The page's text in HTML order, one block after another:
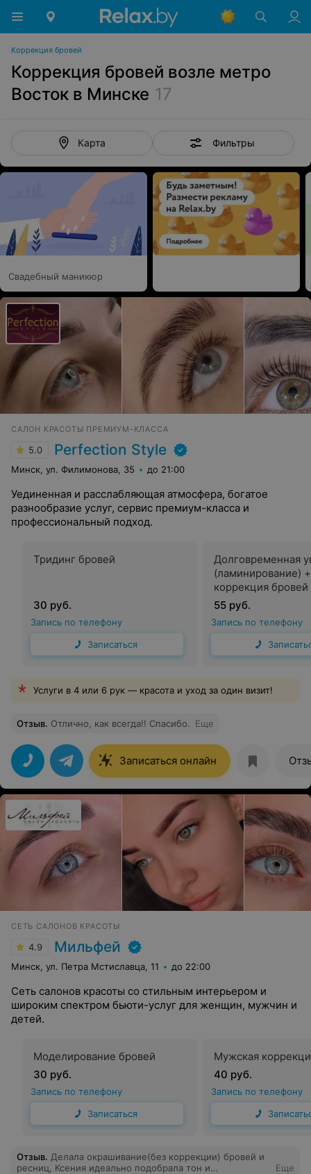
Коррекция бровей
Коррекция бровей возле метро
Восток в Минске 17
Карта Фильтры
Свадебный маникюр
САЛОН КРАСОТЫ ПРЕМИУМ-КЛАССА
5.0 Perfection Style
Минск, ул. Филимонова, 35 до 21:00
Уединенная и расслабляющая атмосфера, богатое
разнообразие услуг, сервис премиум-класса и
профессиональный подход.
Тридинг бровей
30 руб.
Запись по телефону
Записаться
Долговременная
(ламинирование) +
коррекция бровей
55 руб.
Запись по телефону
Услуги в 4 или 6 рук — красота и уход за один визит!
Отзыв. Отлично, как всегда!! Спасибо. Еще
Записаться онлайн
СЕТЬ САЛОНОВ КРАСОТЫ
4.9 Мильфей
Минск, ул. Петра Мстиславца, 11 до 22:00
Сеть салонов красоты со стильным интерьером и
широким спектром бьюти-услуг для женщин, мужчин и
детей.
Моделирование бровей
30 руб.
Запись по телефону
Записаться
Мужская
40 руб.
Запись по телефону
Отзыв. Делала окрашивание(без коррекции) бровей и
ресниц, Ксения идеально подобрала тон и
Еще